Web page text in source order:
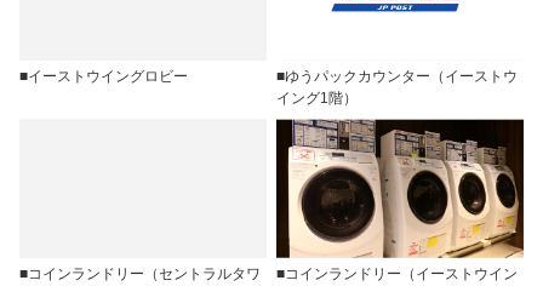
■イーストウイングロビー
■ゆうパックカウンター（イーストウ
イング1階）
■コインランドリー（セントラルタワ
■コインランドリー（イーストウイン